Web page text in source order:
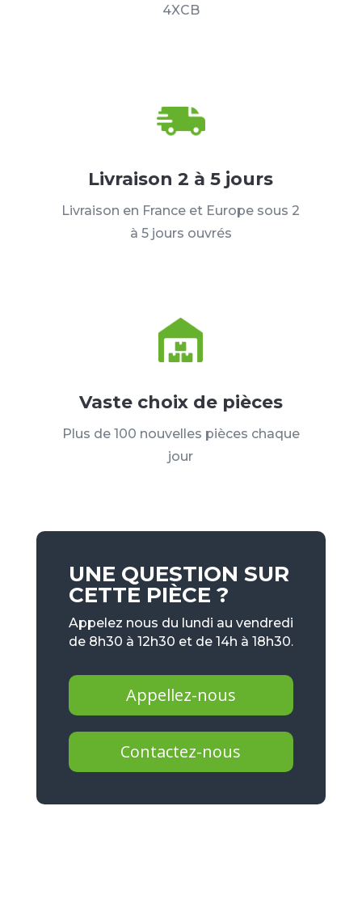
4XCB
Livraison 2 à 5 jours
Livraison en France et Europe sous 2
à 5 jours ouvrés
Vaste choix de pièces
Plus de 100 nouvelles pièces chaque
jour
UNE QUESTION SUR
CETTE PIÈCE ?
Appelez nous du lundi au vendredi
de 8h30 à 12h30 et de 14h à 18h30.
Appellez-nous
Contactez-nous